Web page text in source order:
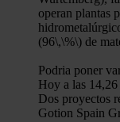
operan plantas
(96\,\%\) de
Podria poner
Hoy a las
Dos proyectos
Gotion Spain